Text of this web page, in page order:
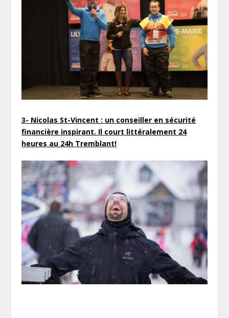
3- Nicolas St-Vincent : un conseiller en sécurité
financière inspirant. Il court littéralement 24
heures au 24h Tremblant!